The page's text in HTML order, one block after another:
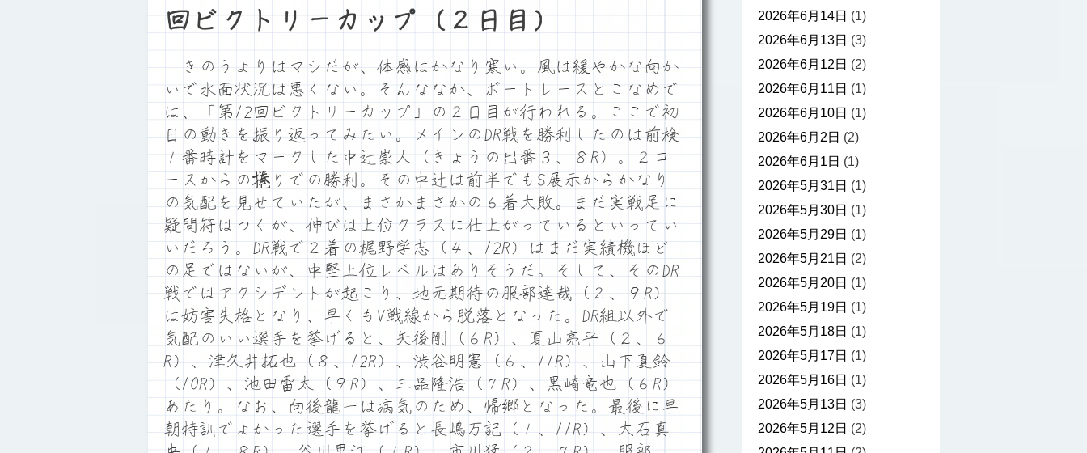
回ビクトリーカップ（２日目）
きのうよりはマシだが、体感はかなり寒い。風は緩やかな向か
いで水面状況は悪くない。そんななか、ボートレースとこなめで
は、「第12回ビクトリーカップ」の２日目が行われる。ここで初
日の動きを振り返ってみたい。メインのDR戦を勝利したのは前検
１番時計をマークした中辻崇人（きょうの出番３、８R）。２コ
ースからの捲りでの勝利。その中辻は前半でもS展示からかなり
の気配を見せていたが、まさかまさかの６着大敗。まだ実戦足に
疑問符はつくが、伸びは上位クラスに仕上がっているといってい
いだろう。DR戦で２着の梶野学志（４、12R）はまだ実績機ほど
の足ではないが、中堅上位レベルはありそうだ。そして、そのDR
戦ではアクシデントが起こり、地元期待の服部達哉（２、９R）
は妨害失格となり、早くもV戦線から脱落となった。DR組以外で
気配のいい選手を挙げると、矢後剛（６R）、夏山亮平（２、６
R）、津久井拓也（８、12R）、渋谷明憲（６、11R）、山下夏鈴
（10R）、池田雷太（９R）、三品隆浩（７R）、黒崎竜也（６R）
あたり。なお、向後龍一は病気のため、帰郷となった。最後に早
朝特訓でよかった選手を挙げると長嶋万記（１、11R）、大石真
2026年6月14日 (1)
2026年6月13日 (3)
2026年6月12日 (2)
2026年6月11日 (1)
2026年6月10日 (1)
2026年6月2日 (2)
2026年6月1日 (1)
2026年5月31日 (1)
2026年5月30日 (1)
2026年5月29日 (1)
2026年5月21日 (2)
2026年5月20日 (1)
2026年5月19日 (1)
2026年5月18日 (1)
2026年5月17日 (1)
2026年5月16日 (1)
2026年5月13日 (3)
2026年5月12日 (2)